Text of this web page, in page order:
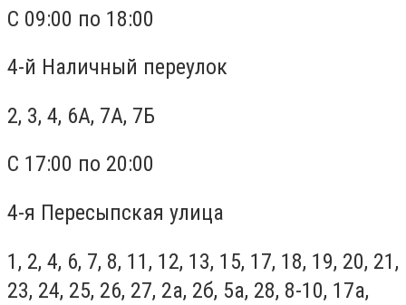
С 09:00 по 18:00
4-й Наличный переулок
2, 3, 4, 6А, 7А, 7Б
С 17:00 по 20:00
4-я Пересыпская улица
1, 2, 4, 6, 7, 8, 11, 12, 13, 15, 17, 18, 19, 20, 21,
23, 24, 25, 26, 27, 2а, 2б, 5а, 28, 8-10, 17а,